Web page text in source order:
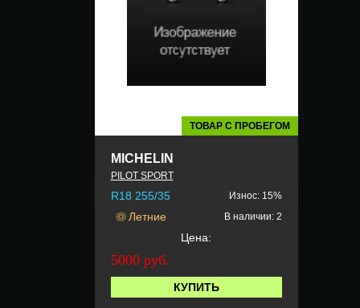
ТОВАР С ПРОБЕГОМ
MICHELIN
PILOT SPORT
R18 255/35 Износ: 15%
Летние В наличии: 2
Цена:
5000 руб.
КУПИТЬ